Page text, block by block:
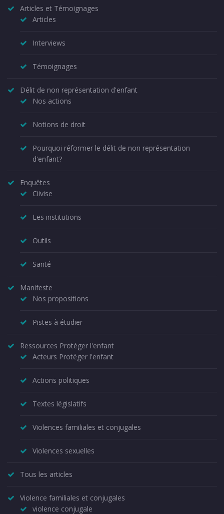
Articles et Témoignages
Articles
Interviews
Témoignages
Délit de non représentation d'enfant
Nos actions
Notions de droit
Pourquoi réformer le délit de non représentation
d'enfant?
Enquêtes
Ciivise
Les institutions
Outils
Santé
Manifeste
Nos propositions
Pistes à étudier
Ressources Protéger l'enfant
Acteurs Protéger l'enfant
Actions politiques
Textes législatifs
Violences familiales et conjugales
Violences sexuelles
Tous les articles
Violence familiales et conjugales
violence conjugale